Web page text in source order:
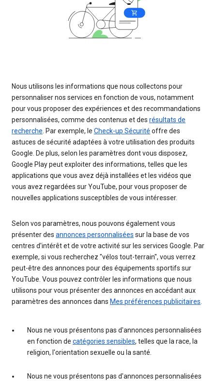
Nous utilisons les informations que nous collectons pour
personnaliser nos services en fonction de vous, notamment
pour vous proposer des expériences et des recommandations
personnalisées, comme des contenus et des résultats de
recherche . Par exemple, le Check-up Sécurité offre des
astuces de sécurité adaptées à votre utilisation des produits
Google. De plus, selon les paramètres dont vous disposez,
Google Play peut exploiter des informations, telles que les
applications que vous avez déjà installées et les vidéos que
vous avez regardées sur YouTube, pour vous proposer de
nouvelles applications susceptibles de vous intéresser.
Selon vos paramètres, nous pouvons également vous
présenter des annonces personnalisées sur la base de vos
centres d'intérêt et de votre activité sur les services Google. Par
exemple, si vous recherchez "vélos tout-terrain", vous verrez
peut-être des annonces pour des équipements sportifs sur
YouTube. Vous pouvez contrôler les informations que nous
utilisons pour vous présenter des annonces en accédant aux
paramètres des annonces dans Mes préférences publicitaires
Nous ne vous présentons pas d'annonces personnalisées
en fonction de catégories sensibles, telles que la race, la
religion, l'orientation sexuelle ou la santé.
Nous ne vous présentons pas d'annonces personnalisées